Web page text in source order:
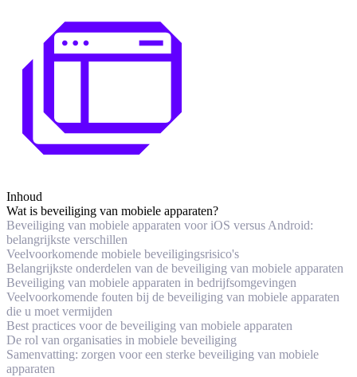
Inhoud
Wat is beveiliging van mobiele apparaten?
Beveiliging van mobiele apparaten voor iOS versus Android:
belangrijkste verschillen
Veelvoorkomende mobiele beveiligingsrisico's
Belangrijkste onderdelen van de beveiliging van mobiele apparaten
Beveiliging van mobiele apparaten in bedrijfsomgevingen
Veelvoorkomende fouten bij de beveiliging van mobiele apparaten
die u moet vermijden
Best practices voor de beveiliging van mobiele apparaten
De rol van organisaties in mobiele beveiliging
Samenvatting: zorgen voor een sterke beveiliging van mobiele
apparaten